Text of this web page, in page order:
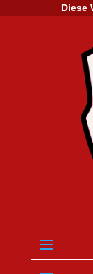
Diese